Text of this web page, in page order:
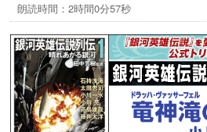
朗読時間：2時間0分57秒